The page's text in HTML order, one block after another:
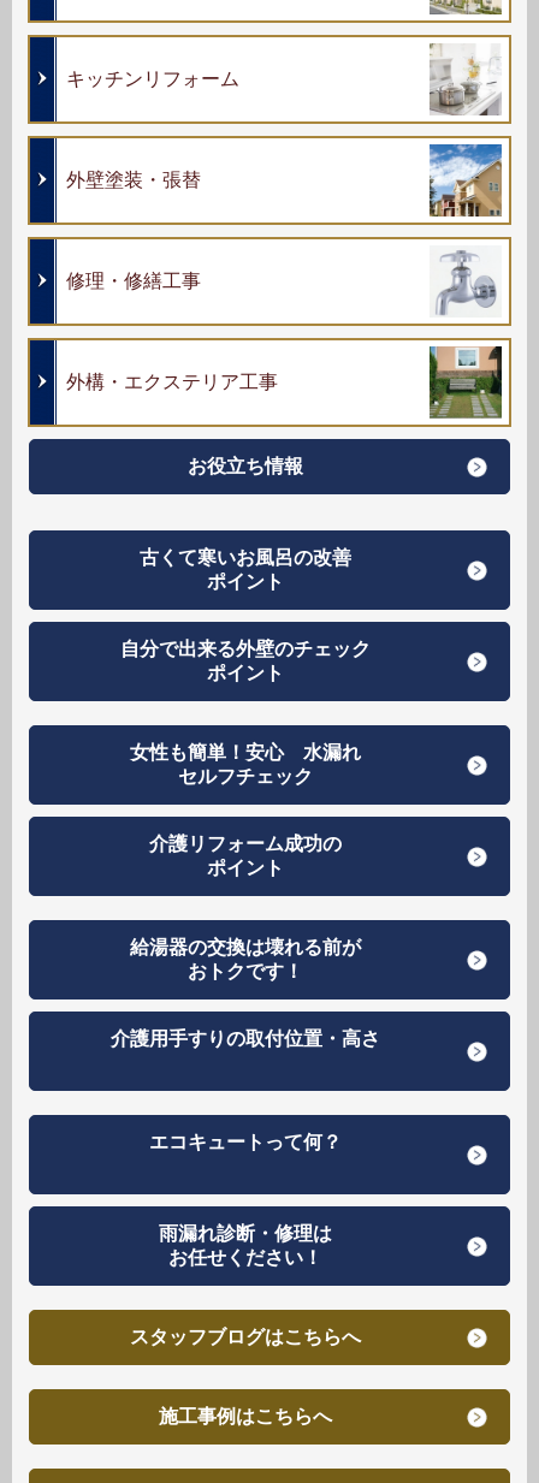
キッチンリフォーム
外壁塗装・張替
修理・修繕工事
外構・エクステリア工事
お役立ち情報
古くて寒いお風呂の改善
ポイント
自分で出来る外壁のチェック
ポイント
女性も簡単！安心 水漏れ
セルフチェック
介護リフォーム成功の
ポイント
給湯器の交換は壊れる前が
おトクです！
介護用手すりの取付位置・高さ
エコキュートって何？
雨漏れ診断・修理は
お任せください！
スタッフブログはこちらへ
施工事例はこちらへ